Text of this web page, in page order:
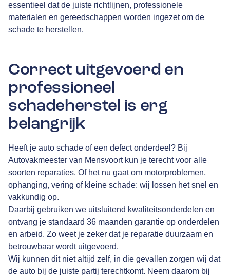
essentieel dat de juiste richtlijnen, professionele
materialen en gereedschappen worden ingezet om de
schade te herstellen.
Correct uitgevoerd en
professioneel
schadeherstel is erg
belangrijk
Heeft je auto schade of een defect onderdeel? Bij
Autovakmeester van Mensvoort kun je terecht voor alle
soorten reparaties. Of het nu gaat om motorproblemen,
ophanging, vering of kleine schade: wij lossen het snel en
vakkundig op.
Daarbij gebruiken we uitsluitend kwaliteitsonderdelen en
ontvang je standaard 36 maanden garantie op onderdelen
en arbeid. Zo weet je zeker dat je reparatie duurzaam en
betrouwbaar wordt uitgevoerd.
Wij kunnen dit niet altijd zelf, in die gevallen zorgen wij dat
de auto bij de juiste partij terechtkomt. Neem daarom bij